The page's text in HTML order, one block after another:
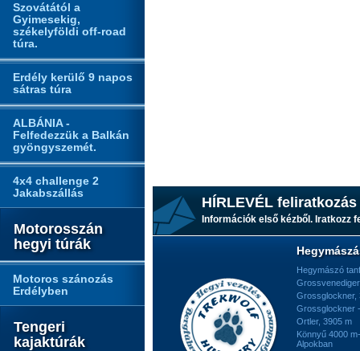
Szovátától a
Gyimesekig,
székelyföldi off-road
túra.
Erdély kerülő 9 napos
sátras túra
ALBÁNIA -
Felfedezzük a Balkán
gyöngyszemét.
4x4 challenge 2
Jakabszállás
Motorosszán
hegyi túrák
Motoros szánozás
Erdélyben
Tengeri
kajaktúrák
HÍRLEVÉL feliratkozás
Információk első kézből. Iratkozz
Hegymászó
Grossglockner,
Grossglockner
Ortler, 3905 m
Könnyű 4000
Alpokban